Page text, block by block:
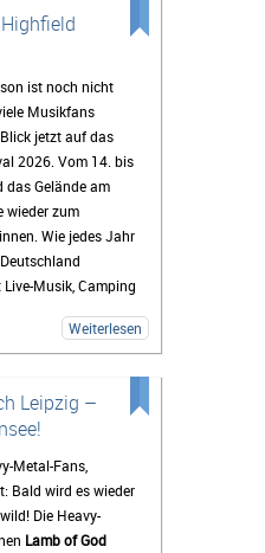
ist noch nicht
Musikfans
jetzt auf das
2026. Vom 14. bis
das Gelände am
wieder zum
Wie jedes Jahr
Musik, Camping
den bekanntesten
dafür, dass jedes
Künstler auf
Bühnen zum
werden mit
auch die kleineren
Weiterlesen
Leipzig –
Metal-Fans,
Bald wird es wieder
Die Heavy-
Lamb of God